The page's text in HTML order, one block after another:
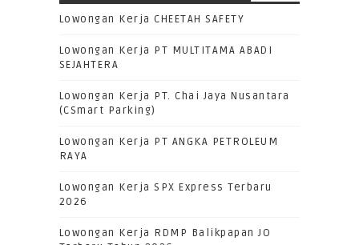
Lowongan Kerja CHEETAH SAFETY
Lowongan Kerja PT MULTITAMA ABADI
SEJAHTERA
Lowongan Kerja PT. Chai Jaya Nusantara
(CSmart Parking)
Lowongan Kerja PT ANGKA PETROLEUM
RAYA
Lowongan Kerja SPX Express Terbaru
2026
Lowongan Kerja RDMP Balikpapan JO